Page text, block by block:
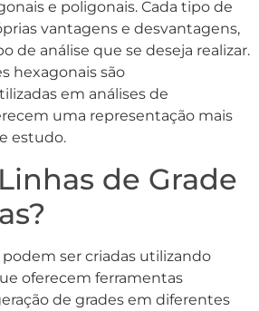
e poligonais. Cada tipo de
vantagens e desvantagens,
de análise que se deseja realizar.
hexagonais são
em análises de
uma representação mais
estudo.
de Grade
podem ser criadas utilizando
oferecem ferramentas
de grades em diferentes